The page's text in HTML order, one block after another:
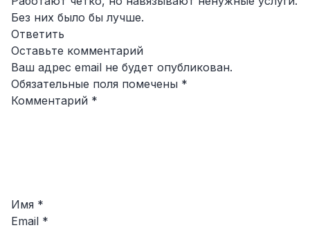
Без них было бы лучше.
Ответить
Оставьте комментарий
Ваш адрес email не будет опубликован.
Обязательные поля помечены *
Комментарий *
Имя *
Email *